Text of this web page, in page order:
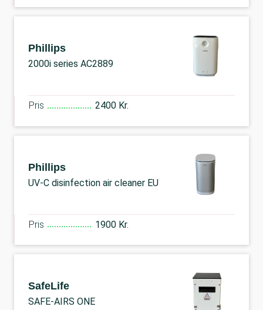
Phillips
2000i series AC2889
Pris 2400 Kr.
Phillips
UV-C disinfection air cleaner EU
Pris 1900 Kr.
SafeLife
SAFE-AIRS ONE